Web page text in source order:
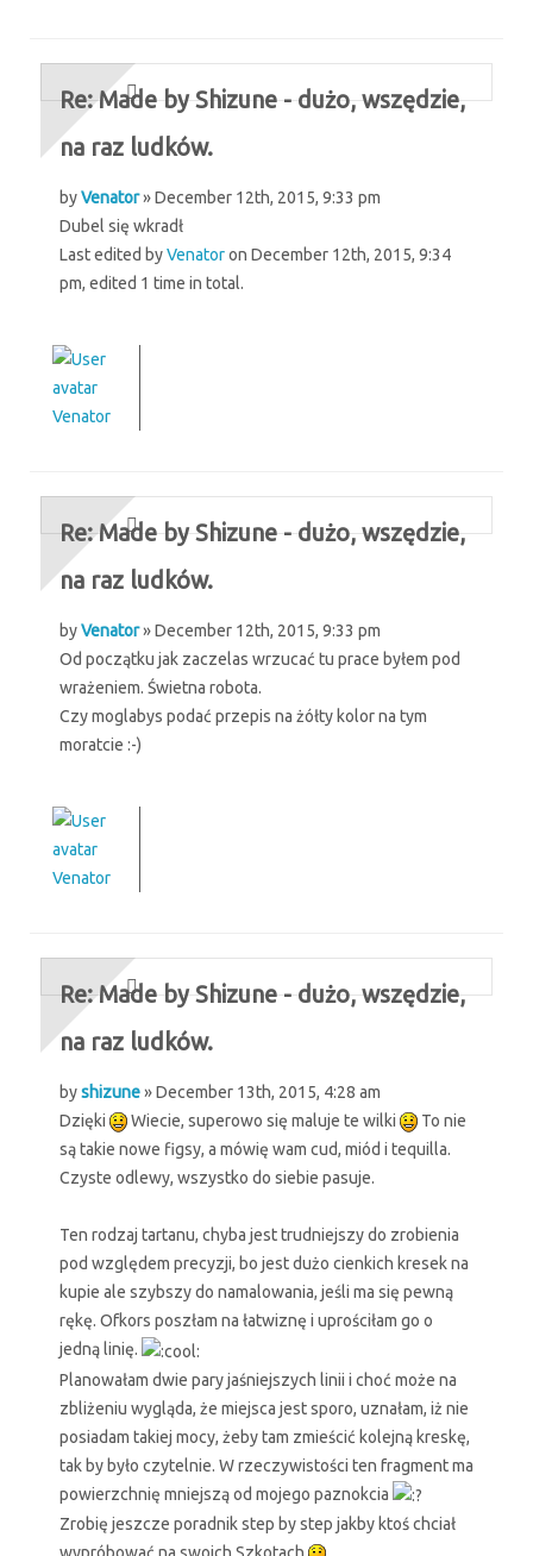
Re: Made by Shizune - dużo, wszędzie,
na raz ludków.
byVenator» December 12th, 2015, 9:33 pm
Dubel się wkradł
Last edited byVenatoron December 12th, 2015, 9:34
pm, edited 1 time in total.
Venator
Re: Made by Shizune - dużo, wszędzie,
na raz ludków.
byVenator» December 12th, 2015, 9:33 pm
Od początku jak zaczelas wrzucać tu prace byłem pod
wrażeniem. Świetna robota.
Czy moglabys podać przepis na żółty kolor na tym
moratcie :-)
Venator
Re: Made by Shizune - dużo, wszędzie,
na raz ludków.
byshizune» December 13th, 2015, 4:28 am
Dzięki
Wiecie, superowo się maluje te wilki
To nie
są takie nowe figsy, a mówię wam cud, miód i tequilla.
Czyste odlewy, wszystko do siebie pasuje.
Ten rodzaj tartanu, chyba jest trudniejszy do zrobienia
pod względem precyzji, bo jest dużo cienkich kresek na
kupie ale szybszy do namalowania, jeśli ma się pewną
rękę. Ofkors poszłam na łatwiznę i uprościłam go o
jedną linię.
Planowałam dwie pary jaśniejszych linii i choć może na
zbliżeniu wygląda, że miejsca jest sporo, uznałam, iż nie
posiadam takiej mocy, żeby tam zmieścić kolejną kreskę,
tak by było czytelnie. W rzeczywistości ten fragment ma
powierzchnię mniejszą od mojego paznokcia
Zrobię jeszcze poradnik step by step jakby ktoś chciał